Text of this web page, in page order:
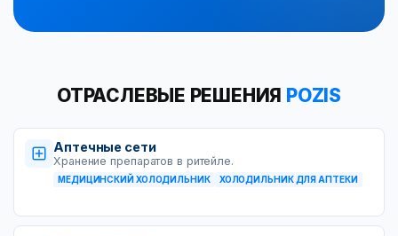
ОТРАСЛЕВЫЕ РЕШЕНИЯ POZIS
Аптечные сети
Хранение препаратов в ритейле.
МЕДИЦИНСКИЙ ХОЛОДИЛЬНИК ХОЛОДИЛЬНИК ДЛЯ АПТЕКИ